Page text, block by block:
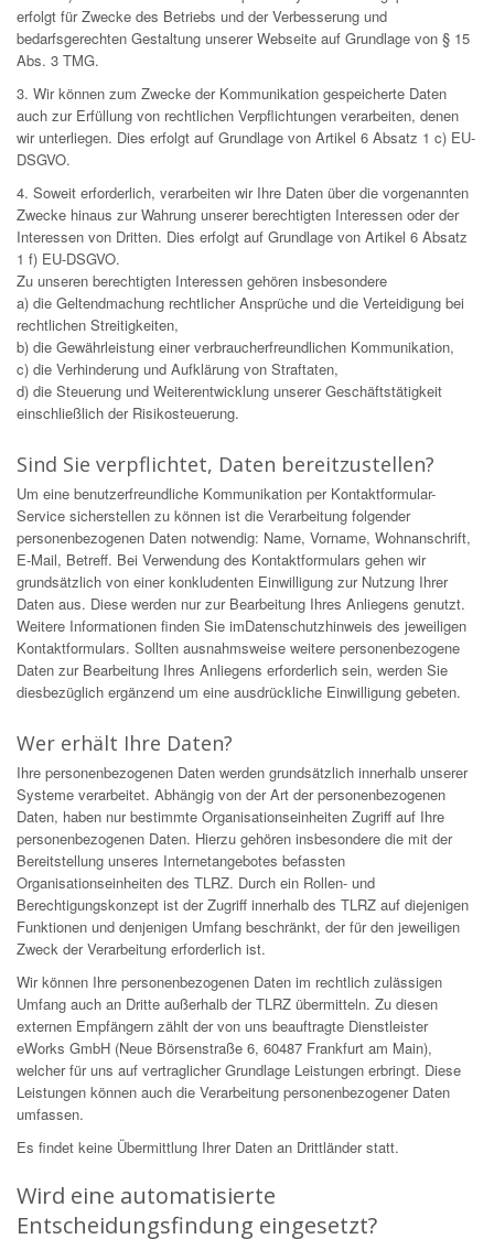
erfolgt für Zwecke des Betriebs und der Verbesserung und
bedarfsgerechten Gestaltung unserer Webseite auf Grundlage von § 15
Abs. 3 TMG.
3. Wir können zum Zwecke der Kommunikation gespeicherte Daten
auch zur Erfüllung von rechtlichen Verpflichtungen verarbeiten, denen
wir unterliegen. Dies erfolgt auf Grundlage von Artikel 6 Absatz 1 c) EU-
DSGVO.
4. Soweit erforderlich, verarbeiten wir Ihre Daten über die vorgenannten
Zwecke hinaus zur Wahrung unserer berechtigten Interessen oder der
Interessen von Dritten. Dies erfolgt auf Grundlage von Artikel 6 Absatz
1 f) EU-DSGVO.
Zu unseren berechtigten Interessen gehören insbesondere
a) die Geltendmachung rechtlicher Ansprüche und die Verteidigung bei
rechtlichen Streitigkeiten,
b) die Gewährleistung einer verbraucherfreundlichen Kommunikation,
c) die Verhinderung und Aufklärung von Straftaten,
d) die Steuerung und Weiterentwicklung unserer Geschäftstätigkeit
einschließlich der Risikosteuerung.
Sind Sie verpflichtet, Daten bereitzustellen?
Um eine benutzerfreundliche Kommunikation per Kontaktformular-
Service sicherstellen zu können ist die Verarbeitung folgender
personenbezogenen Daten notwendig: Name, Vorname, Wohnanschrift,
E-Mail, Betreff. Bei Verwendung des Kontaktformulars gehen wir
grundsätzlich von einer konkludenten Einwilligung zur Nutzung Ihrer
Daten aus. Diese werden nur zur Bearbeitung Ihres Anliegens genutzt.
Weitere Informationen finden Sie imDatenschutzhinweis des jeweiligen
Kontaktformulars. Sollten ausnahmsweise weitere personenbezogene
Daten zur Bearbeitung Ihres Anliegens erforderlich sein, werden Sie
diesbezüglich ergänzend um eine ausdrückliche Einwilligung gebeten.
Wer erhält Ihre Daten?
Ihre personenbezogenen Daten werden grundsätzlich innerhalb unserer
Systeme verarbeitet. Abhängig von der Art der personenbezogenen
Daten, haben nur bestimmte Organisationseinheiten Zugriff auf Ihre
personenbezogenen Daten. Hierzu gehören insbesondere die mit der
Bereitstellung unseres Internetangebotes befassten
Organisationseinheiten des TLRZ. Durch ein Rollen- und
Berechtigungskonzept ist der Zugriff innerhalb des TLRZ auf diejenigen
Funktionen und denjenigen Umfang beschränkt, der für den jeweiligen
Zweck der Verarbeitung erforderlich ist.
Wir können Ihre personenbezogenen Daten im rechtlich zulässigen
Umfang auch an Dritte außerhalb der TLRZ übermitteln. Zu diesen
externen Empfängern zählt der von uns beauftragte Dienstleister
eWorks GmbH (Neue Börsenstraße 6, 60487 Frankfurt am Main),
welcher für uns auf vertraglicher Grundlage Leistungen erbringt. Diese
Leistungen können auch die Verarbeitung personenbezogener Daten
umfassen.
Es findet keine Übermittlung Ihrer Daten an Drittländer statt.
Wird eine automatisierte
Entscheidungsfindung eingesetzt?